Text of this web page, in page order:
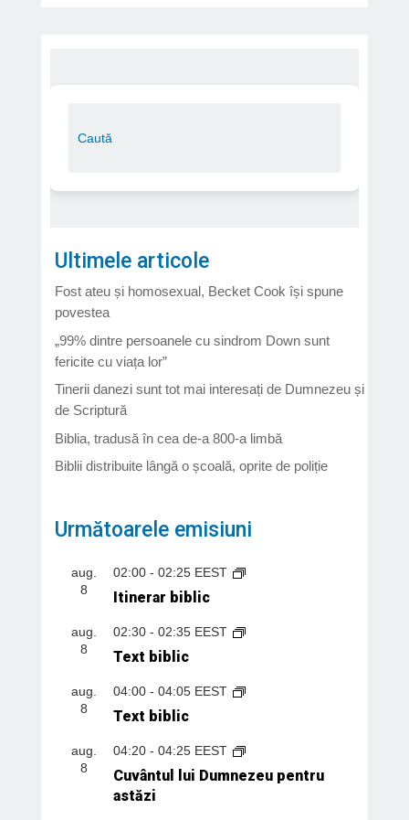
Ultimele articole
Fost ateu și homosexual, Becket Cook își spune
povestea
„99% dintre persoanele cu sindrom Down sunt
fericite cu viața lor”
Tinerii danezi sunt tot mai interesați de Dumnezeu și
de Scriptură
Biblia, tradusă în cea de-a 800-a limbă
Biblii distribuite lângă o școală, oprite de poliție
Următoarele emisiuni
aug.
8
02:00- 02:25 EEST
Itinerar biblic
aug.
8
02:30- 02:35 EEST
Text biblic
aug.
8
04:00- 04:05 EEST
Text biblic
aug.
8
04:20- 04:25 EEST
Cuvântul lui Dumnezeu pentru
astăzi